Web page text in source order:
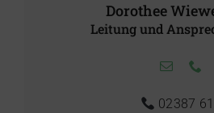
Dorothee
Leitung und
02387